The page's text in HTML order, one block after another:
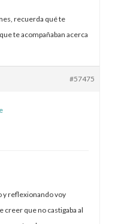
recuerda qué te
te acompañaban acerca
#57475
y reflexionando voy
creer que no castigaba al